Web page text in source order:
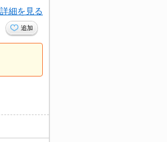
詳細を見る
追加